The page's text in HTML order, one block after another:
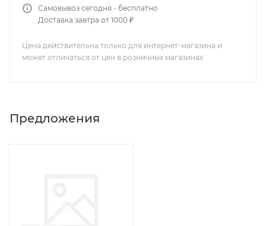
Самовывоз сегодня - бесплатно
Доставка завтра от 1000 ₽
Цена действительна только для интернет-магазина и
может отличаться от цен в розничных магазинах
Предложения